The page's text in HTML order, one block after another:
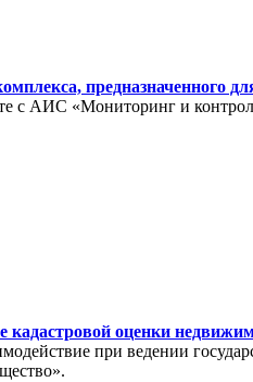
предназначенного
с АИС «Мониторинг и
кадастровой оценки
при ведении